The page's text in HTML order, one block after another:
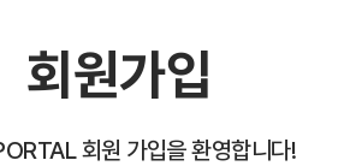
회원가입
회원 가입을 환영합니다!